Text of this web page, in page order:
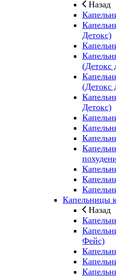
Назад
Детокс)
(Детокс
(Детокс
Детокс)
Капельницы
Назад
Фейс)